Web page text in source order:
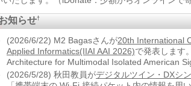
知らせ†
(2026/6/22) M2 Bagasさんが20th International
Applied Informatics(IIAI AAI 2026)で発表します
Architecture for Multimodal Isolated American
(2026/5/28) 秋田教員がデジタルツイン・DXシ